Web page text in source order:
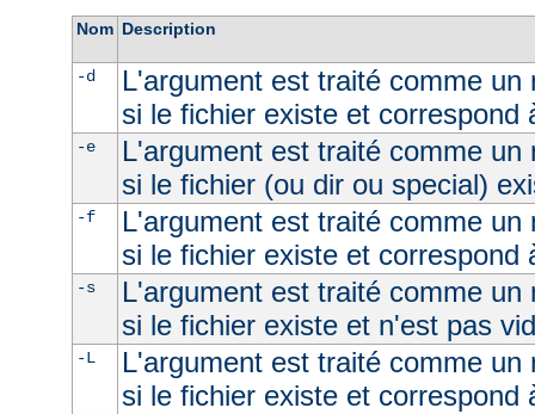
Nom Description
-d
L'argument est traité comme un
si le fichier existe et correspond
-e
L'argument est traité comme un
si le fichier (ou dir ou special)
-f
L'argument est traité comme un
si le fichier existe et correspond
-s
L'argument est traité comme un
si le fichier existe et n'est pas
-L
L'argument est traité comme un
si le fichier existe et correspond